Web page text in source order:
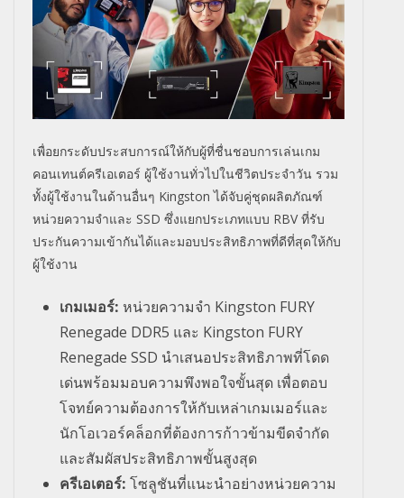
เพื่อยกระดับประสบการณ์ให้กับผู้ที่ชื่นชอบการเล่นเกม
คอนเทนต์ครีเอเตอร์ ผู้ใช้งานทั่วไปในชีวิตประจำวัน รวม
ทั้งผู้ใช้งานในด้านอื่นๆ Kingstonได้จับคู่ชุดผลิตภัณฑ์
หน่วยความจำและ SSD ซึ่งแยกประเภทแบบ RBVที่รับ
ประกันความเข้ากันได้และมอบประสิทธิภาพที่ดีที่สุดให้กับ
ผู้ใช้งาน
เกมเมอร์: หน่วยความจำ Kingston FURY
Renegade DDR5 และ Kingston FURY
Renegade SSD นำเสนอประสิทธิภาพที่โดด
เด่นพร้อมมอบความพึงพอใจขั้นสุด เพื่อตอบ
โจทย์ความต้องการให้กับเหล่าเกมเมอร์และ
นักโอเวอร์คล็อกที่ต้องการก้าวข้ามขีดจำกัด
และสัมผัสประสิทธิภาพขั้นสูงสุด
ครีเอเตอร์: โซลูชันที่แนะนำอย่างหน่วยความ